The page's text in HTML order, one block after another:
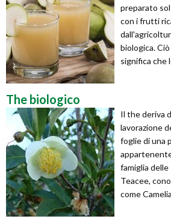
preparato
con i frutti
biologica. Ciò
significa che
The biologico
Il the deriva
lavorazione
foglie di una
famiglia delle
Teacee,
come